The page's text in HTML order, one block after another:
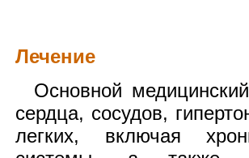
Лечение
Основной
сердца, сосудов,
легких, включая